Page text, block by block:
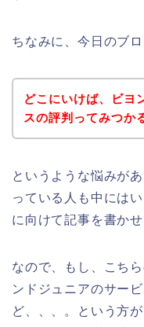
ちなみに、今日のブロ
どこにいけば、ビヨ
スの評判ってみつか
というような悩みが
っている人も中には
に向けて記事を書か
なので、もし、こち
ンドジュニアのサー
ど、、、。という方